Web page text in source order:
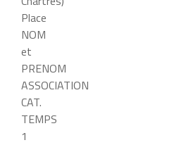
Place
NOM
et
PRENOM
ASSOCIATION
CAT.
TEMPS
1